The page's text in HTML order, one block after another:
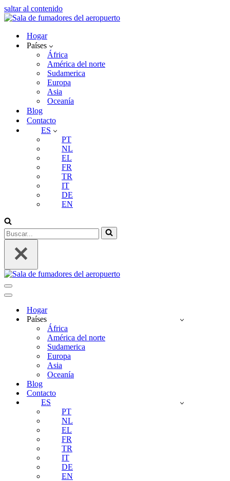
saltar al contenido
Hogar
Países
África
América del norte
Sudamerica
Europa
Asia
Oceanía
Blog
Contacto
ES
PT
NL
EL
FR
TR
IT
DE
EN
Buscar...
Menú
de
Menú
Navegación
Hogar
Países
África
América del norte
Sudamerica
Europa
Asia
Oceanía
Blog
Contacto
ES
PT
NL
EL
FR
TR
IT
DE
EN